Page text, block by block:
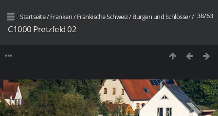
38/63
Startseite/Franken / Fränkische Schweiz/Burgen und Schlösser/
C1000 Pretzfeld 02